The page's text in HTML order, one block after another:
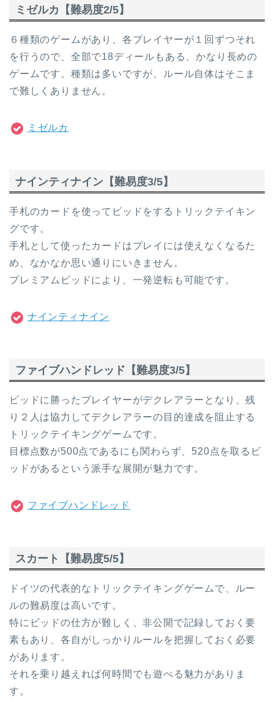
ミゼルカ【難易度2/5】
６種類のゲームがあり、各プレイヤーが１回ずつそれ
を行うので、全部で18ディールもある、かなり長めの
ゲームです。種類は多いですが、ルール自体はそこま
で難しくありません。
ミゼルカ
ナインティナイン【難易度3/5】
手札のカードを使ってビッドをするトリックテイキン
グです。
手札として使ったカードはプレイには使えなくなるた
め、なかなか思い通りにいきません。
プレミアムビッドにより、一発逆転も可能です。
ナインティナイン
ファイブハンドレッド【難易度3/5】
ビッドに勝ったプレイヤーがデクレアラーとなり、残
り２人は協力してデクレアラーの目的達成を阻止する
トリックテイキングゲームです。
目標点数が500点であるにも関わらず、520点を取るビ
ッドがあるという派手な展開が魅力です。
ファイブハンドレッド
スカート【難易度5/5】
ドイツの代表的なトリックテイキングゲームで、ルー
ルの難易度は高いです。
特にビッドの仕方が難しく、非公開で記録しておく要
素もあり、各自がしっかりルールを把握しておく必要
があります。
それを乗り越えれば何時間でも遊べる魅力がありま
す。